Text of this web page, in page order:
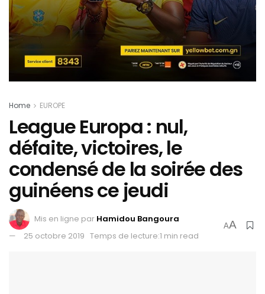
Home EUROPE
League Europa : nul,
défaite, victoires, le
condensé de la soirée des
guinéens ce jeudi
Mis en ligne par Hamidou Bangoura
25 octobre 2019 Temps de lecture:1 min read
AA